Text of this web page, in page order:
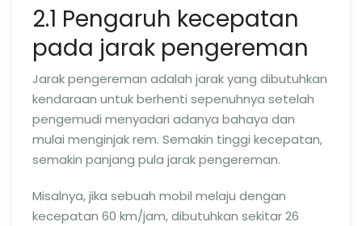
2.1 Pengaruh kecepatan
pada jarak pengereman
Jarak pengereman adalah jarak yang dibutuhkan
kendaraan untuk berhenti sepenuhnya setelah
pengemudi menyadari adanya bahaya dan
mulai menginjak rem. Semakin tinggi kecepatan,
semakin panjang pula jarak pengereman.
Misalnya, jika sebuah mobil melaju dengan
kecepatan 60 km/jam, dibutuhkan sekitar 26